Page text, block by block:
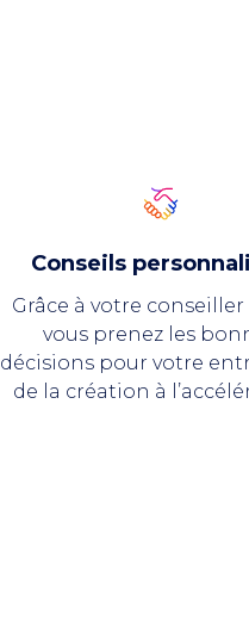
Conseils
Grâce à votre conseiller
vous prenez les
décisions pour votre
de la création à